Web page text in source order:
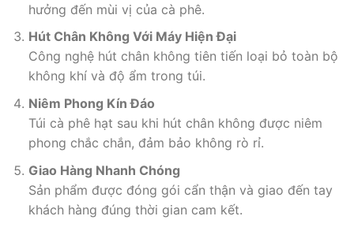
hưởng đến mùi vị của cà phê.
Hút Chân Không Với Máy Hiện Đại
Công nghệ hút chân không tiên tiến loại bỏ toàn bộ
không khí và độ ẩm trong túi.
Niêm Phong Kín Đáo
Túi cà phê hạt sau khi hút chân không được niêm
phong chắc chắn, đảm bảo không rò rỉ.
Giao Hàng Nhanh Chóng
Sản phẩm được đóng gói cẩn thận và giao đến tay
khách hàng đúng thời gian cam kết.